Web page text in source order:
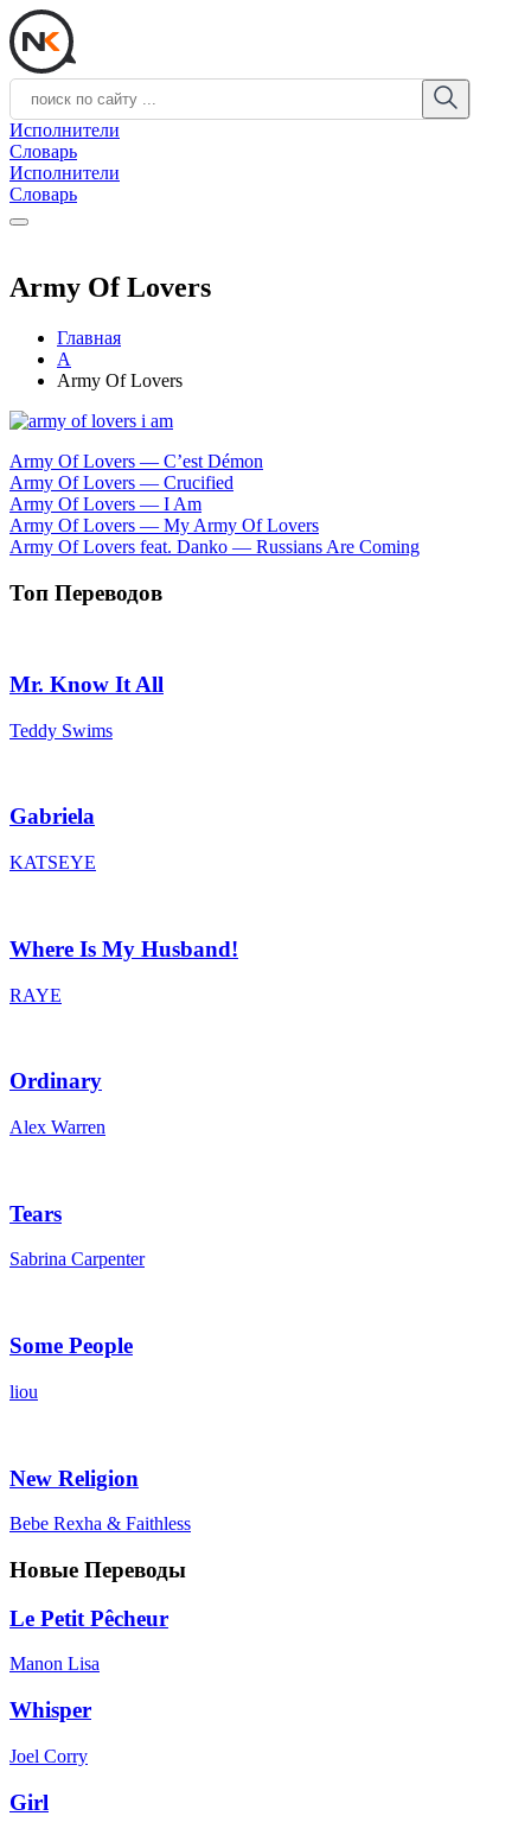
Исполнители
Словарь
Исполнители
Словарь
Army Of Lovers
Главная
A
Army Of Lovers
Army Of Lovers — C’est Démon
Army Of Lovers — Crucified
Army Of Lovers — I Am
Army Of Lovers — My Army Of Lovers
Army Of Lovers feat. Danko — Russians Are Coming
Топ Переводов
Mr. Know It All
Teddy Swims
Gabriela
KATSEYE
Where Is My Husband!
RAYE
Ordinary
Alex Warren
Tears
Sabrina Carpenter
Some People
liou
New Religion
Bebe Rexha & Faithless
Новые Переводы
Le Petit Pêcheur
Manon Lisa
Whisper
Joel Corry
Girl